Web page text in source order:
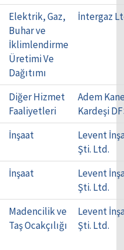
Elektrik, Gaz,
Buhar ve
İklimlendirme
Üretimi Ve
Dağıtımı
İntergaz
Diğer Hizmet
Faaliyetleri
Adem
Kardeşi
İnşaat
Levent
Şti. Ltd.
İnşaat
Levent
Şti. Ltd.
Madencilik ve
Taş Ocakçılığı
Levent
Şti. Ltd.